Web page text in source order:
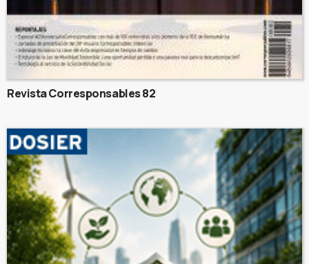
Revista Corresponsables 82